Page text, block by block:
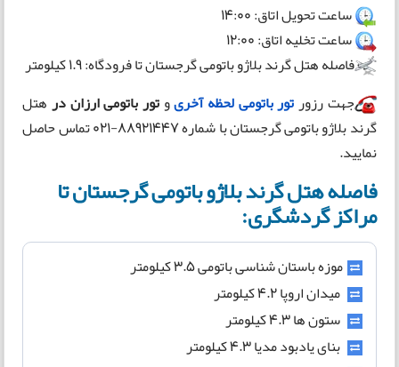
ساعت تحویل اتاق: 14:00
ساعت تخلیه اتاق: 12:00
فاصله هتل گرند بلاژو باتومی گرجستان تا فرودگاه: 1.9 کیلومتر
جهت رزورتور باتومی لحظه آخریوتور باتومی ارزان درهتل
گرند بلاژو باتومی گرجستان با شماره 88921447-021 تماس حاصل
نمایید.
فاصله هتل گرند بلاژو باتومی گرجستان تا
مراکز گردشگری:
موزه باستان شناسی باتومی 3.5 کیلومتر
میدان اروپا 4.2 کیلومتر
ستون ها 4.3 کیلومتر
بنای یادبود مدیا 4.3 کیلومتر